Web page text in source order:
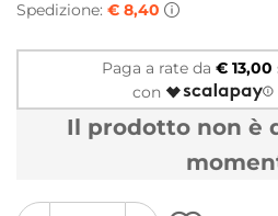
Spedizione: € 8,40
Paga a rate da € 13,00
con
Il prodotto non è